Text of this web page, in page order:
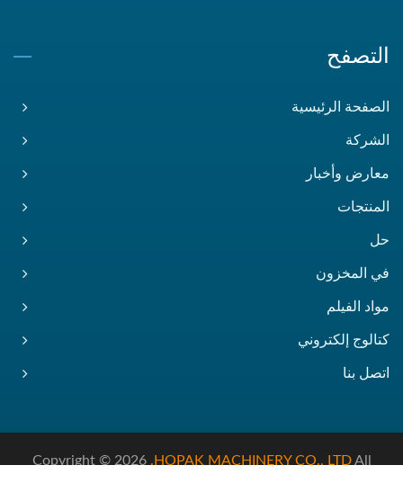
التصفح
الصفحة الرئيسية
الشركة
معارض وأخبار
المنتجات
حل
في المخزون
مواد الفيلم
كتالوج إلكتروني
اتصل بنا
Copyright © 2026 HOPAK MACHINERY CO., LTD.All